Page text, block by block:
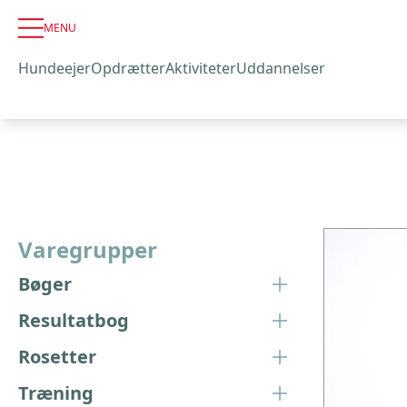
MENU
HundeejerOpdrætterAktiviteterUddannelser
Varegrupper
Bøger
Resultatbog
Rosetter
Træning